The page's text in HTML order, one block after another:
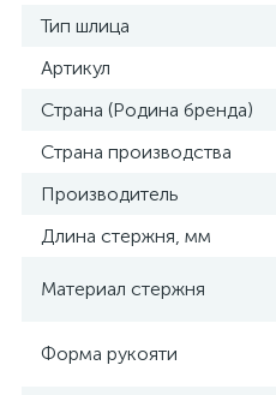
Тип шлица
Артикул
Страна (Родина бренда)
Страна производства
Производитель
Длина стержня, мм
Материал стержня
Форма рукояти